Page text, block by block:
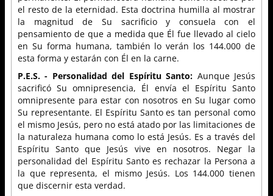
el resto de la eternidad. Esta doctrina humilla al mostrar
la magnitud de Su sacrificio y consuela con el
pensamiento de que a medida que Él fue llevado al cielo
en Su forma humana, también lo verán los 144.000 de
esta forma y estarán con Él en la carne.
P.E.S. - Personalidad del Espíritu Santo: Aunque Jesús
sacrificó Su omnipresencia, Él envía el Espíritu Santo
omnipresente para estar con nosotros en Su lugar como
Su representante. El Espíritu Santo es tan personal como
el mismo Jesús, pero no está atado por las limitaciones de
la naturaleza humana como lo está Jesús. Es a través del
Espíritu Santo que Jesús vive en nosotros. Negar la
personalidad del Espíritu Santo es rechazar la Persona a
la que representa, el mismo Jesús. Los 144.000 tienen
que discernir esta verdad.